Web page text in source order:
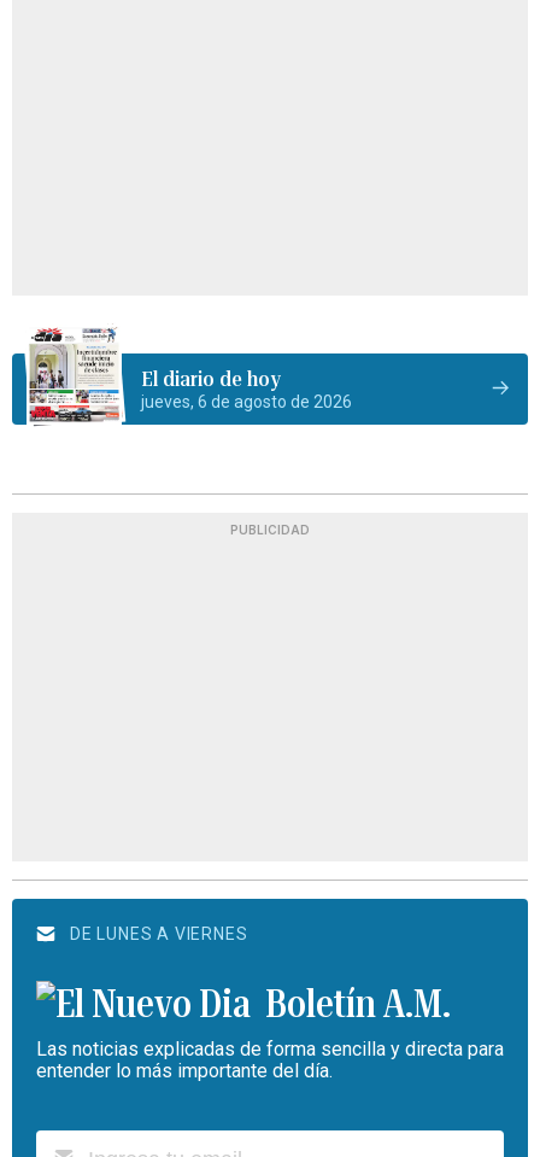
El diario de hoy
jueves, 6 de agosto de 2026
PUBLICIDAD
DE LUNES A VIERNES
Boletín A.M.
Las noticias explicadas de forma sencilla y directa para
entender lo más importante del día.